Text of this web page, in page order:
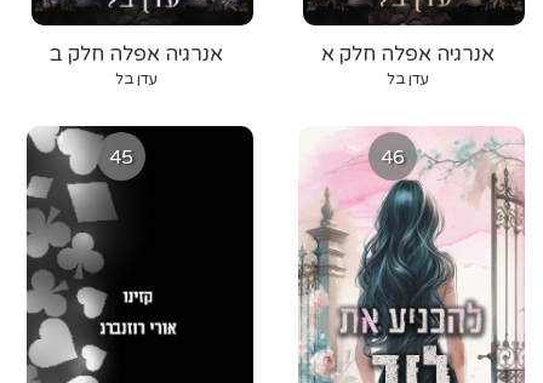
אנרגיה אפלה חלק ב
עדן בל
אנרגיה אפלה חלק א
עדן בל
45 46